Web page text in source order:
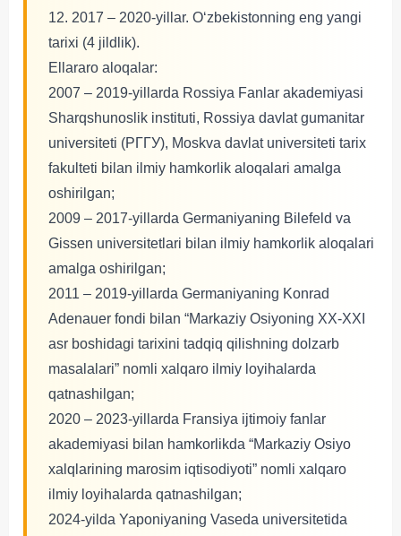
12. 2017 – 2020-yillar. O‘zbekistonning eng yangi
tarixi (4 jildlik).
Ellararo aloqalar:
2007 – 2019-yillarda Rossiya Fanlar akademiyasi
Sharqshunoslik instituti, Rossiya davlat gumanitar
universiteti (РГГУ), Moskva davlat universiteti tarix
fakulteti bilan ilmiy hamkorlik aloqalari amalga
oshirilgan;
2009 – 2017-yillarda Germaniyaning Bilefeld va
Gissen universitetlari bilan ilmiy hamkorlik aloqalari
amalga oshirilgan;
2011 – 2019-yillarda Germaniyaning Konrad
Adenauer fondi bilan “Markaziy Osiyoning XX-XXI
asr boshidagi tarixini tadqiq qilishning dolzarb
masalalari” nomli xalqaro ilmiy loyihalarda
qatnashilgan;
2020 – 2023-yillarda Fransiya ijtimoiy fanlar
akademiyasi bilan hamkorlikda “Markaziy Osiyo
xalqlarining marosim iqtisodiyoti” nomli xalqaro
ilmiy loyihalarda qatnashilgan;
2024-yilda Yaponiyaning Vaseda universitetida